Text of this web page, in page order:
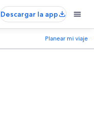
Descargar la app
Planear mi viaje